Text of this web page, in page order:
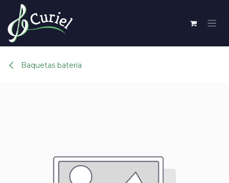
Ir al contenido
Baquetas batería